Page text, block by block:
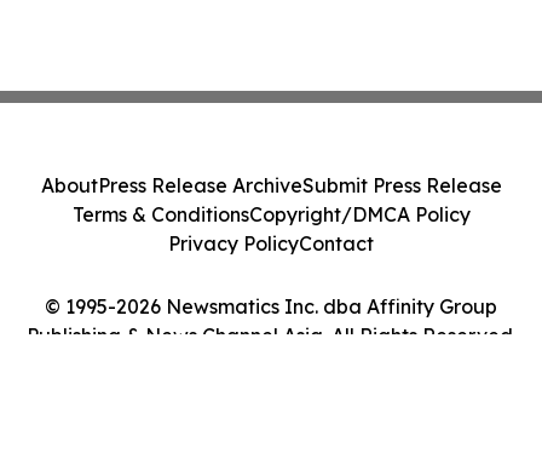
© 1995-2026 Newsmatics Inc. dba Affinity Group
Publishing & News Channel Asia. All Rights Reserved.
AboutPress Release ArchiveSubmit Press Release
Terms & ConditionsCopyright/DMCA Policy
Privacy PolicyContact